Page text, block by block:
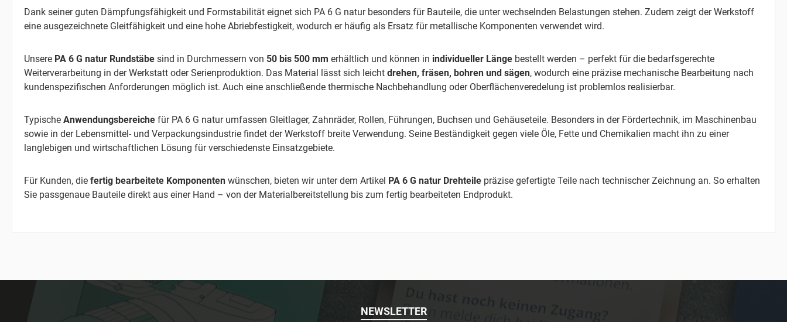
Dank seiner guten Dämpfungsfähigkeit und Formstabilität eignet sich PA 6 G natur besonders für Bauteile, die unter wechselnden Belastungen stehen. Zudem zeigt der Werkstoff
eine ausgezeichnete Gleitfähigkeit und eine hohe Abriebfestigkeit, wodurch er häufig als Ersatz für metallische Komponenten verwendet wird.
Unsere PA 6 G natur Rundstäbe sind in Durchmessern von 50 bis 500 mm erhältlich und können in individueller Länge bestellt werden – perfekt für die bedarfsgerechte
Weiterverarbeitung in der Werkstatt oder Serienproduktion. Das Material lässt sich leicht drehen, fräsen, bohren und sägen, wodurch eine präzise mechanische Bearbeitung nach
kundenspezifischen Anforderungen möglich ist. Auch eine anschließende thermische Nachbehandlung oder Oberflächenveredelung ist problemlos realisierbar.
Typische Anwendungsbereiche für PA 6 G natur umfassen Gleitlager, Zahnräder, Rollen, Führungen, Buchsen und Gehäuseteile. Besonders in der Fördertechnik, im Maschinenbau
sowie in der Lebensmittel- und Verpackungsindustrie findet der Werkstoff breite Verwendung. Seine Beständigkeit gegen viele Öle, Fette und Chemikalien macht ihn zu einer
langlebigen und wirtschaftlichen Lösung für verschiedenste Einsatzgebiete.
Für Kunden, die fertig bearbeitete Komponenten wünschen, bieten wir unter dem Artikel PA 6 G natur Drehteile präzise gefertigte Teile nach technischer Zeichnung an. So erhalten
Sie passgenaue Bauteile direkt aus einer Hand – von der Materialbereitstellung bis zum fertig bearbeiteten Endprodukt.
NEWSLETTER